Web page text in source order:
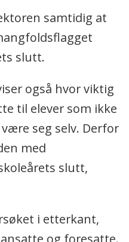
samtidig at
slutt.
også hvor viktig
til elever som ikke
seg selv. Derfor
med
slutt,
i etterkant,
og foresatte.